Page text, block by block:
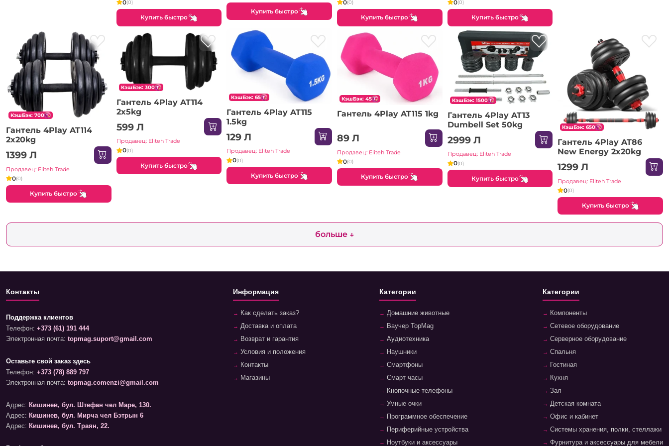
0(0)
Купить быстро
Купить быстро
0(0)
Купить быстро
0(0)
Купить быстро
КэшБэк: 700
Гантель 4Play AT114
2x20kg
1399 Л
Продавец: Eliteh Trade
0(0)
Купить быстро
КэшБэк: 300
Гантель 4Play AT114
2x5kg
599 Л
Продавец: Eliteh Trade
0(0)
Купить быстро
КэшБэк: 65
Гантель 4Play AT115
1.5kg
129 Л
Продавец: Eliteh Trade
0(0)
Купить быстро
КэшБэк: 45
Гантель 4Play AT115 1kg
89 Л
Продавец: Eliteh Trade
0(0)
Купить быстро
КэшБэк: 1500
Гантель 4Play AT13
Dumbell Set 50kg
2999 Л
Продавец: Eliteh Trade
0(0)
Купить быстро
КэшБэк: 650
Гантель 4Play AT86
New Energy 2x20kg
1299 Л
Продавец: Eliteh Trade
0(0)
Купить быстро
больше ↓
Контакты
Поддержка клиентов
Телефон: +373 (61) 191 444
Электронная почта: topmag.suport@gmail.com
Оставьте свой заказ здесь
Телефон: +373 (78) 889 797
Электронная почта: topmag.comenzi@gmail.com
Адрес: Кишинев, бул. Штефан чел Маре, 130.
Адрес: Кишинев, бул. Мирча чел Бэтрын 6
Адрес: Кишинев, бул. Траян, 22.
Информация
Как сделать заказ?
Доставка и оплата
Возврат и гарантия
Условия и положения
Контакты
Магазины
Категории
Домашние животные
Ваучер TopMag
Аудиотехника
Наушники
Смартфоны
Смарт часы
Кнопочные телефоны
Умные очки
Программное обеспечение
Периферийные устройства
Ноутбуки и аксессуары
Категории
Компоненты
Сетевое оборудование
Серверное оборудование
Спальня
Гостиная
Кухня
Зал
Детская комната
Офис и кабинет
Системы хранения, полки, стеллажи
Фурнитура и аксессуары для мебели